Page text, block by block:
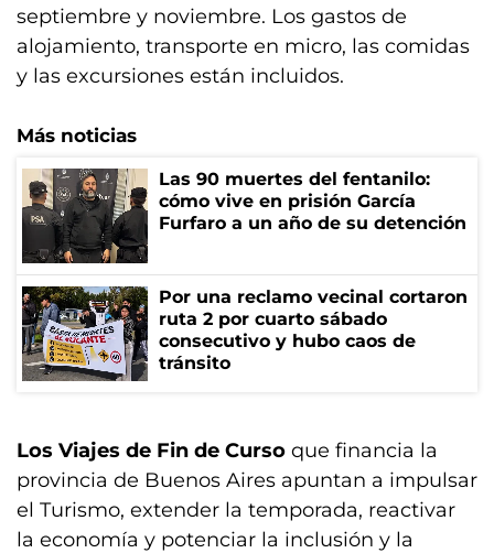
septiembre y noviembre. Los gastos de
alojamiento, transporte en micro, las comidas
y las excursiones están incluidos.
Más noticias
Las 90 muertes del fentanilo:
cómo vive en prisión García
Furfaro a un año de su detención
Por una reclamo vecinal cortaron
ruta 2 por cuarto sábado
consecutivo y hubo caos de
tránsito
Los Viajes de Fin de Curso que financia la
provincia de Buenos Aires apuntan a impulsar
el Turismo, extender la temporada, reactivar
la economía y potenciar la inclusión y la